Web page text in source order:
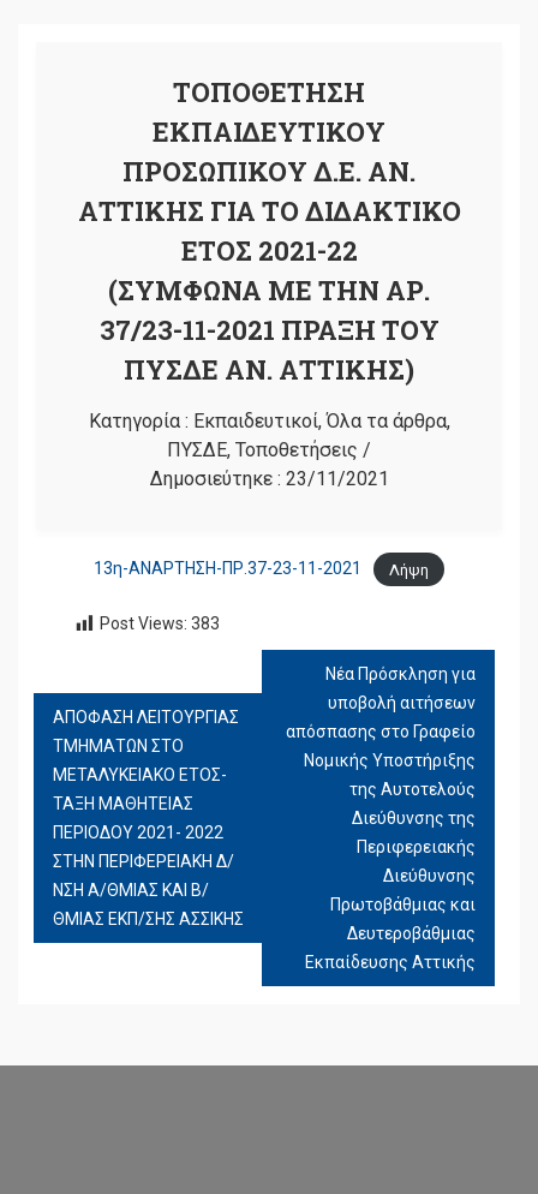
ΤΟΠΟΘΕΤΗΣΗ
ΕΚΠΑΙΔΕΥΤΙΚΟΥ
ΠΡΟΣΩΠΙΚΟΥ Δ.Ε. ΑΝ.
ΑΤΤΙΚΗΣ ΓΙΑ ΤΟ ΔΙΔΑΚΤΙΚΟ
ΕΤΟΣ 2021-22
(ΣΥΜΦΩΝΑ ΜΕ ΤΗΝ ΑΡ.
37/23-11-2021 ΠΡΑΞΗ ΤΟΥ
ΠΥΣΔΕ ΑΝ. ΑΤΤΙΚΗΣ)
Κατηγορία : Εκπαιδευτικοί,Όλα τα άρθρα,
ΠΥΣΔΕ, Τοποθετήσεις /
Δημοσιεύτηκε : 23/11/2021
13η-ΑΝΑΡΤΗΣΗ-ΠΡ.37-23-11-2021 Λήψη
Post Views: 383
ΠΛΟΉΓΗΣΗ
ΆΡΘΡΩΝ
ΑΠΟΦΑΣΗ ΛΕΙΤΟΥΡΓΙΑΣ
ΤΜΗΜΑΤΩΝ ΣΤΟ
ΜΕΤΑΛΥΚΕΙΑΚΟ ΕΤΟΣ-
ΤΑΞΗ ΜΑΘΗΤΕΙΑΣ
ΠΕΡΙΟΔΟΥ 2021- 2022
ΣΤΗΝ ΠΕΡΙΦΕΡΕΙΑΚΗ Δ/
ΝΣΗ Α/ΘΜΙΑΣ ΚΑΙ Β/
ΘΜΙΑΣ ΕΚΠ/ΣΗΣ ΑΣΣΙΚΗΣ
Νέα Πρόσκληση για
υποβολή αιτήσεων
απόσπασης στο Γραφείο
Νομικής Υποστήριξης
της Αυτοτελούς
Διεύθυνσης της
Περιφερειακής
Διεύθυνσης
Πρωτοβάθμιας και
Δευτεροβάθμιας
Εκπαίδευσης Αττικής